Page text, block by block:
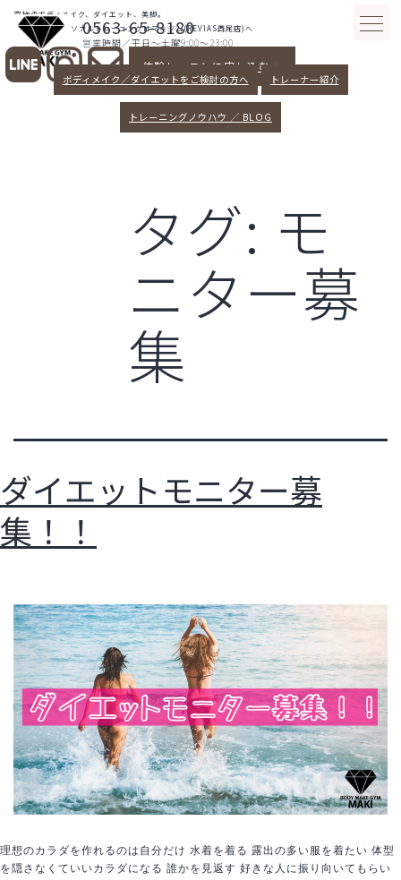
テ
ン
究極のボディメイク、ダイエット、美脚。
愛知県西尾パーソナルトレーニングはマキジム(REVIAS西尾店)へ
0563-65-8180
営業時間／平日～土曜9:00～23:00
体験レッスンに申し込む >
ボディメイク／ダイエットをご検討の方へ トレーナー紹介
トレーニングノウハウ ／ BLOG
タグ: モ
ニター募
集
ダイエットモニター募
集！！
理想のカラダを作れるのは自分だけ 水着を着る 露出の多い服を着たい 体型
を隠さなくていいカラダになる 誰かを見返す 好きな人に振り向いてもらい